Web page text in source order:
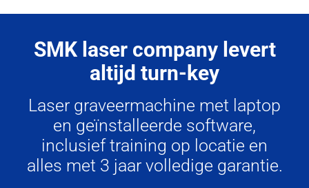
SMK laser company levert
altijd turn-key
Laser graveermachine met laptop
en geïnstalleerde software,
inclusief training op locatie en
alles met 3 jaar volledige garantie.